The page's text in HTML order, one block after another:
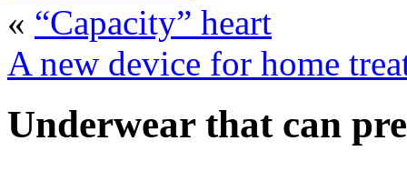
« “Capacity” heart
A new device for home
Underwear that can